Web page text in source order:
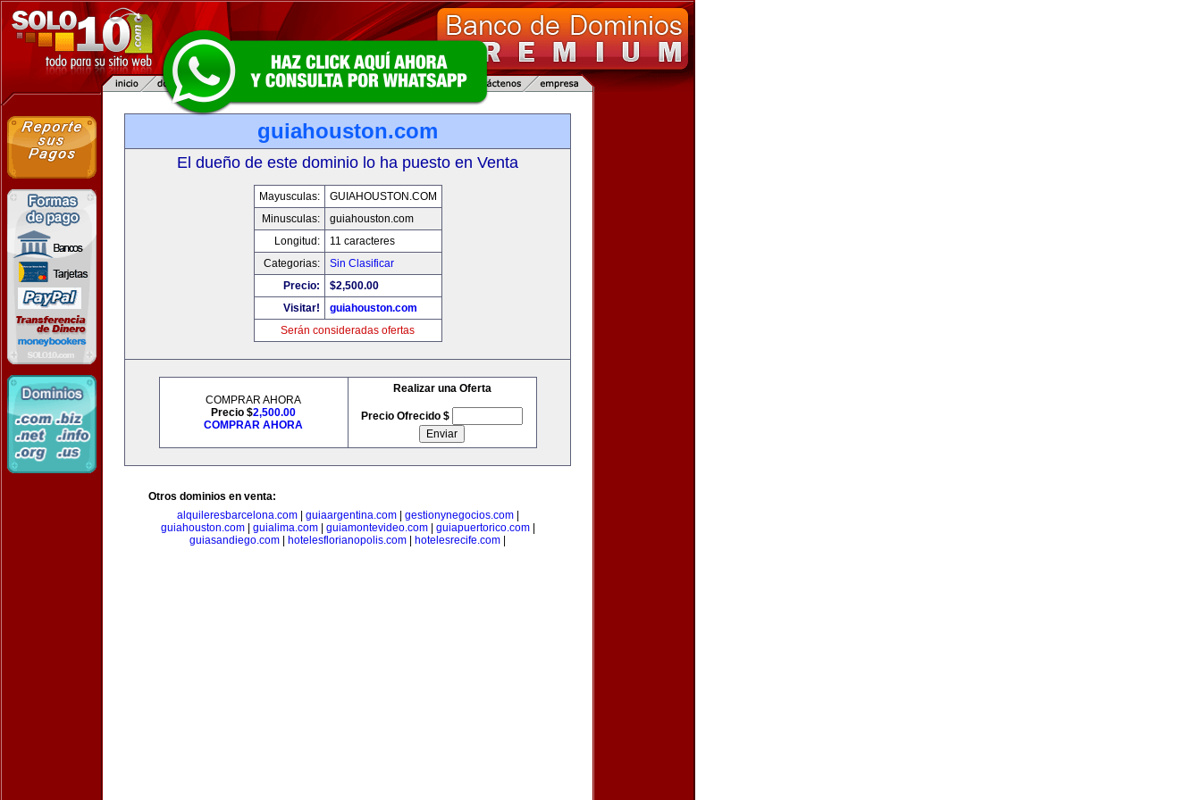
guiahouston.com
El dueño de este dominio lo ha puesto en Venta
Mayusculas:
GUIAHOUSTON.COM
Minusculas:
guiahouston.com
Longitud:
11 caracteres
Categorias:
Sin Clasificar
Precio:
$2,500.00
Visitar!
guiahouston.com
Serán consideradas ofertas
COMPRAR AHORA
Precio $2,500.00
COMPRAR AHORA
Realizar una Oferta
Precio Ofrecido $
Otros dominios en venta:
alquileresbarcelona.com| guiaargentina.com| gestionynegocios.com|
guiahouston.com| guialima.com| guiamontevideo.com| guiapuertorico.com|
guiasandiego.com
hotelesflorianopolis.com hotelesrecife.com